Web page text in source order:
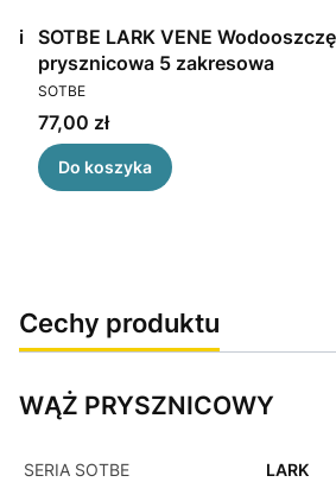
SOTBE LARK VENE
prysznicowa 5 zakresowa
PRODUCENT
SOTBE
Cena
77,00 zł
Do koszyka
Cechy produktu
WĄŻ PRYSZNICOWY
SERIA SOTBE LARK